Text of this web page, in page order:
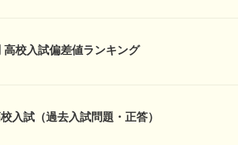
高校入試偏差値ランキング
入試（過去入試問題・正答）